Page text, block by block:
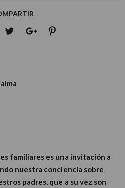
familiares es una invitación a
nuestra conciencia sobre
padres, que a su vez son